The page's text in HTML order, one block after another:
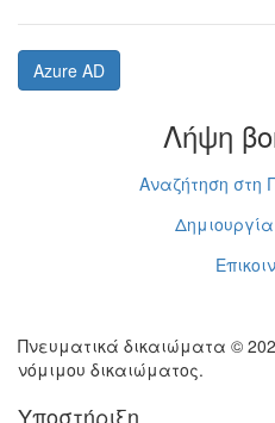
Azure AD
Λήψη
Αναζήτηση στη
Πνευματικά δικαιώματα ©
νόμιμου δικαιώματος.
Υποστήριξη